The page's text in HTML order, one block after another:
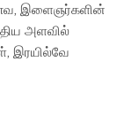
இளைஞர்களின்
அளவில்
இரயில்வே